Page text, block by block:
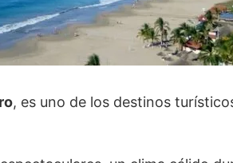
, es uno de los destinos